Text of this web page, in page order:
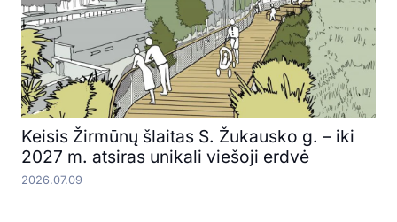
Keisis Žirmūnų šlaitas S. Žukausko g. – iki
2027 m. atsiras unikali viešoji erdvė
2026.07.09